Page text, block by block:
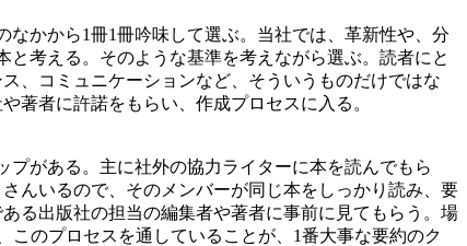
かから1冊1冊吟味して選ぶ。当社では、革新性や、分
考える。そのような基準を考えながら選ぶ。読者にと
、コミュニケーションなど、そういうものだけではな
著者に許諾をもらい、作成プロセスに入る。
がある。主に社外の協力ライターに本を読んでもら
んいるので、そのメンバーが同じ本をしっかり読み、要
る出版社の担当の編集者や著者に事前に見てもらう。場
のプロセスを通していることが、1番大事な要約のク